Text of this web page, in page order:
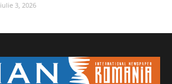
iulie 3, 2026